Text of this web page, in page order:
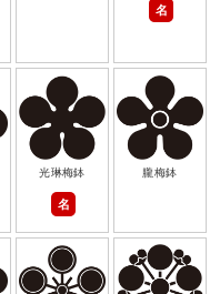
名
光琳梅鉢
名
朧梅鉢